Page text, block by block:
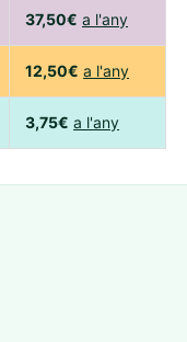
37,50€ a l'any
12,50€ a l'any
3,75€ a l'any